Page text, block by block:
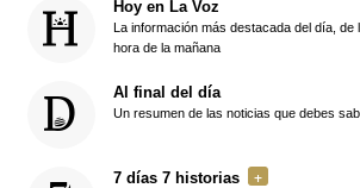
Hoy en La Voz
La información más destacada del día, de
hora de la mañana
Al final del día
Un resumen de las noticias que debes
7 días 7 historias